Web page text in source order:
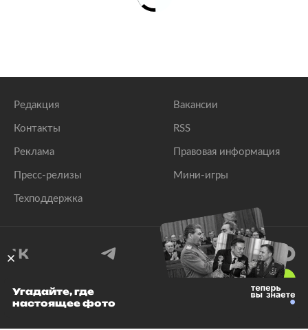
Редакция
Контакты
Реклама
Пресс-релизы
Техподдержка
Вакансии
RSS
Правовая информация
Мини-игры
© 1999–2026 Все права защищены.
Угадайте, где
настоящее фото